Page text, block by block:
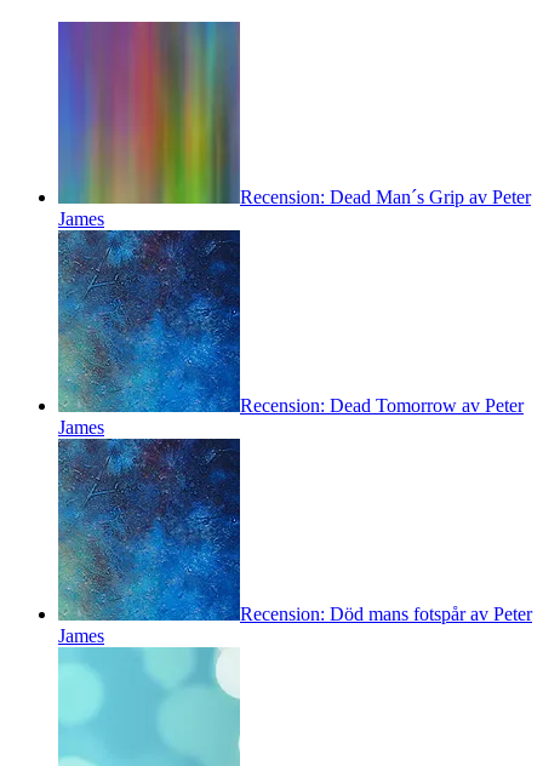
Recension: Dead Man´s Grip av Peter
James
Recension: Dead Tomorrow av Peter
James
Recension: Död mans fotspår av Peter
James